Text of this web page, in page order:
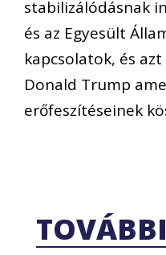
stabilizálódásnak
és az Egyesült
kapcsolatok, és
Donald Trump
erőfeszítéseinek